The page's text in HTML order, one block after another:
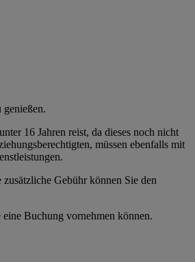
16 Jahren reist, da dieses noch nicht
müssen ebenfalls mit
Gebühr können Sie den
eine Buchung vornehmen können.